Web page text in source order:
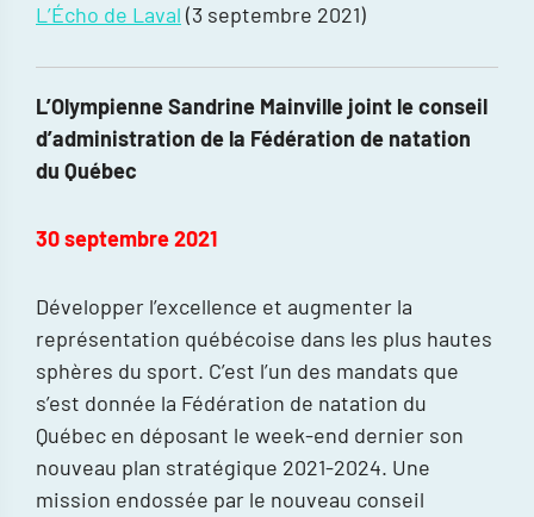
L’Écho de Laval (3 septembre 2021)
L’Olympienne Sandrine Mainville joint le conseil
d’administration de la Fédération de natation
du Québec
30 septembre 2021
Développer l’excellence et augmenter la
représentation québécoise dans les plus hautes
sphères du sport. C’est l’un des mandats que
s’est donnée la Fédération de natation du
Québec en déposant le week-end dernier son
nouveau plan stratégique 2021-2024. Une
mission endossée par le nouveau conseil